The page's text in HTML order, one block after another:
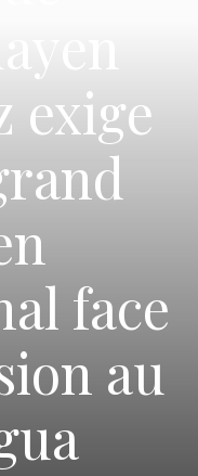
exige
face
au